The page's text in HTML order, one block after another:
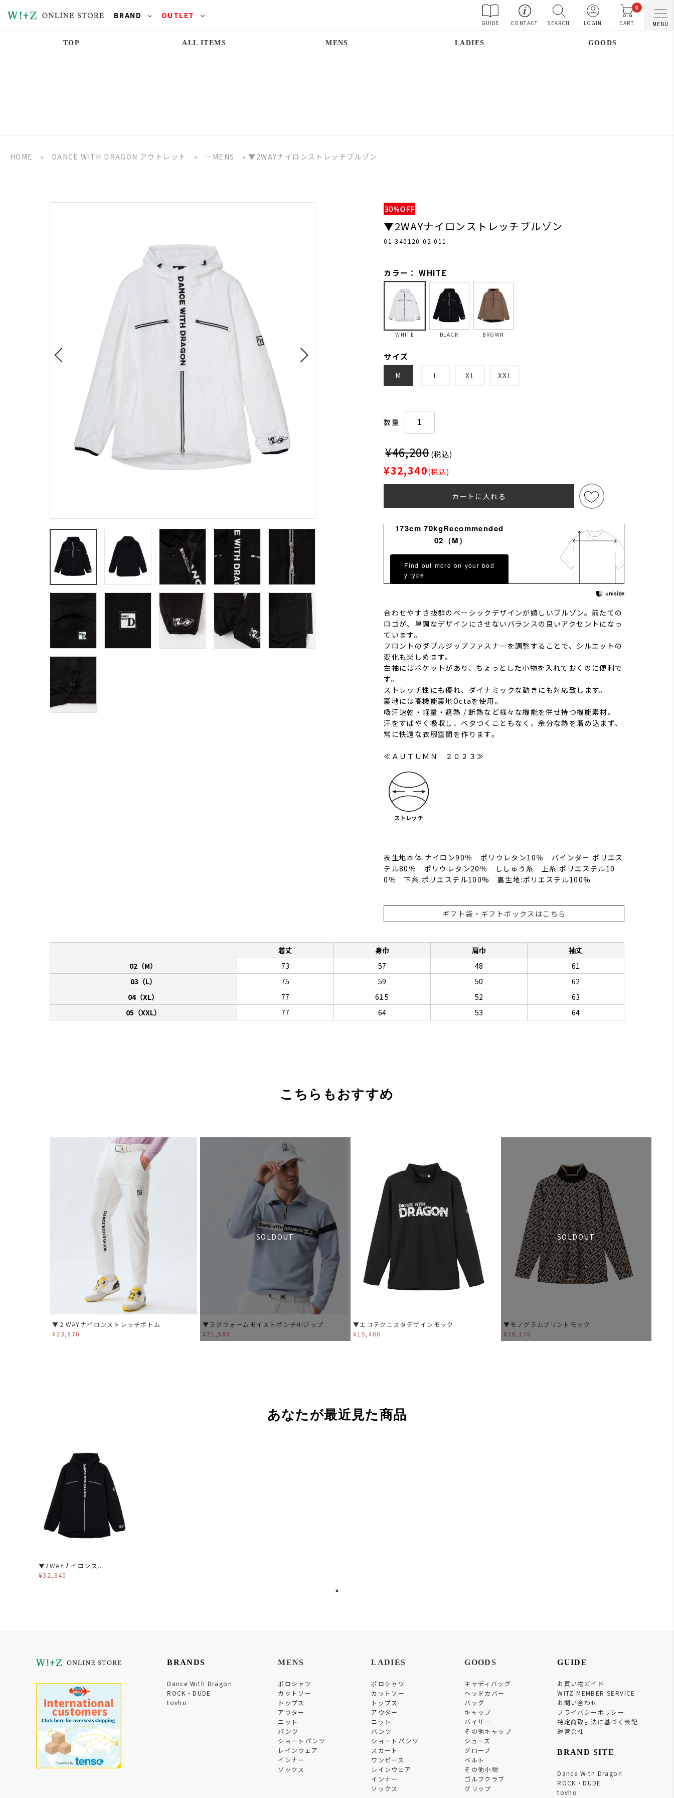
BRAND OUTLET
GUIDE CONTACT SEARCH LOGIN
0
CART MENU
TOP ALL ITEMS MENS LADIES GOODS
HOME » DANCE WITH DRAGON アウトレット » ―MENS » ▼2WAYナイロンストレッチブルゾン
▼2WAYナイロンストレッチブルゾン
01-340120-02-011
カラー： WHITE
WHITE BLACK BROWN
サイズ
M L XL XXL
数量
¥46,200 (税込)
¥32,340(税込)
カートに入れる
173cm 70kgRecommended
02（M）
Find out more on your bod
y type
合わせやすさ抜群のベーシックデザインが嬉しいブルゾン。前たての
ロゴが、単調なデザインにさせないバランスの良いアクセントになっ
ています。
フロントのダブルジップファスナーを調整することで、シルエットの
変化も楽しめます。
左袖にはポケットがあり、ちょっとした小物を入れておくのに便利で
す。
ストレッチ性にも優れ、ダイナミックな動きにも対応致します。
裏地には高機能裏地Octaを使用。
吸汗速乾・軽量・遮熱 / 断熱など様々な機能を併せ持つ機能素材。
汗をすばやく吸収し、べ夕つくこともなく、余分な熱を溜め込まず、
常に快適な衣服空間を作ります。
≪ＡＵＴＵＭＮ ２０２３≫
表生地本体:ナイロン90％ ポリウレタン10％ バインダー:ポリエス
テル80％ ポリウレタン20％ ししゅう糸 上糸:ポリエステル10
0％ 下糸:ポリエステル100% 裏生地:ポリエステル100%
ギフト袋・ギフトボックスはこちら
着丈 身巾 肩巾
袖丈
02（M）
73 57 48
61
03（L）
75 59 50
62
04（XL）
77 61.5 52
63
05（XXL）
77 64 53 64
こちらもおすすめ
▼２WAYナイロンストレッチボトム
¥23,870
SOLDOUT
▼ラグウォームモイストポンチHIジップ
¥21,560
▼エコテクニスタデザインモック
¥15,400
SOLDOUT
▼モノグラムプリントモック
¥16,170
あなたが最近見た商品
▼2WAYナイロンス...
¥32,340
BRANDS
Dance With Dragon
ROCK・DUDE
tovho
MENS
ポロシャツ
カットソー
トップス
アウター
ニット
パンツ
ショートパンツ
レインウェア
インナー
ソックス
LADIES
ポロシャツ
カットソー
トップス
アウター
ニット
パンツ
ショートパンツ
スカート
ワンピース
レインウェア
インナー
ソックス
GOODS
キャディバッグ
ヘッドカバー
バッグ
キャップ
バイザー
その他キャップ
シューズ
グローブ
ベルト
その他小物
ゴルフクラブ
グリップ
GUIDE
お買い物ガイド
WITZ MEMBER SERVICE
お問い合わせ
プライバシーポリシー
特定商取引法に基づく表記
運営会社
BRAND SITE
Dance With Dragon
ROCK・DUDE
tovho